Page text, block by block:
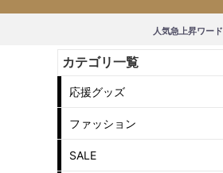
人気急上昇ワード
カテゴリ一覧
応援グッズ
ファッション
SALE